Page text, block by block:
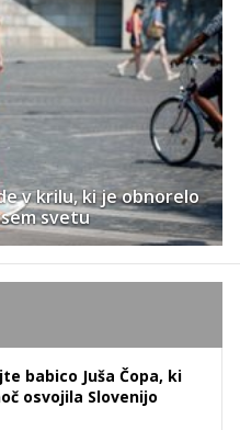
v krilu, ki je obnorelo
svetu
babico Juša Čopa, ki
osvojila Slovenijo